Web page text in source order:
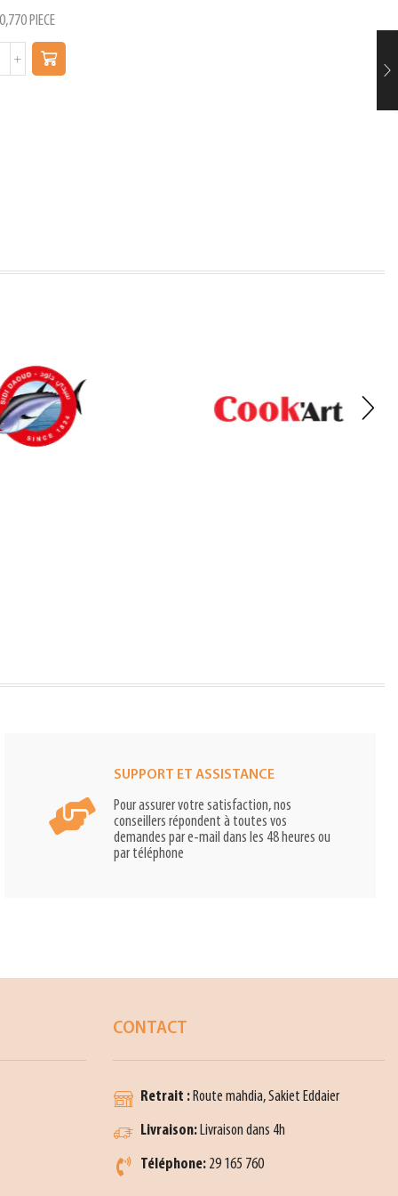
0,770PIECE
SUPPORT ET ASSISTANCE
Pour assurer votre satisfaction, nos
conseillers répondent à toutes vos
demandes par e-mail dans les 48 heures ou
par téléphone
CONTACT
Retrait : Route mahdia, Sakiet Eddaier
Livraison: Livraison dans 4h
Téléphone: 29 165 760